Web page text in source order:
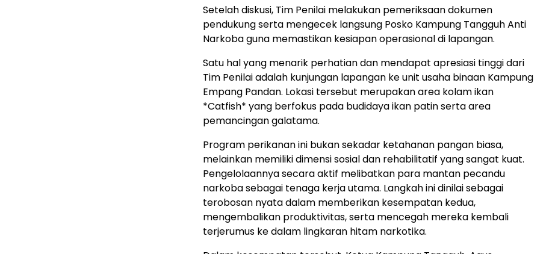
Setelah diskusi, Tim Penilai melakukan pemeriksaan dokumen
pendukung serta mengecek langsung Posko Kampung Tangguh Anti
Narkoba guna memastikan kesiapan operasional di lapangan.
Satu hal yang menarik perhatian dan mendapat apresiasi tinggi dari
Tim Penilai adalah kunjungan lapangan ke unit usaha binaan Kampung
Empang Pandan. Lokasi tersebut merupakan area kolam ikan
*Catfish* yang berfokus pada budidaya ikan patin serta area
pemancingan galatama.
Program perikanan ini bukan sekadar ketahanan pangan biasa,
melainkan memiliki dimensi sosial dan rehabilitatif yang sangat kuat.
Pengelolaannya secara aktif melibatkan para mantan pecandu
narkoba sebagai tenaga kerja utama. Langkah ini dinilai sebagai
terobosan nyata dalam memberikan kesempatan kedua,
mengembalikan produktivitas, serta mencegah mereka kembali
terjerumus ke dalam lingkaran hitam narkotika.